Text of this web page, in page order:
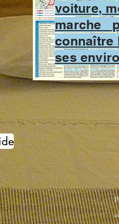
voiture,
marche
connaître
ses